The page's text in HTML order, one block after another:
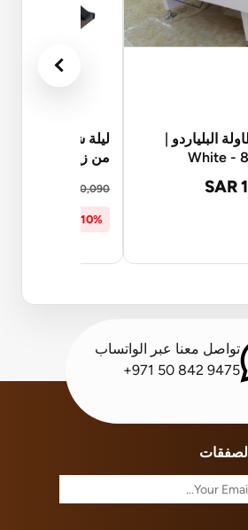
البلياردو |
SAR
ليلة شوت طاولة
من زينيا - 8FT
SAR 20,090
10% OFF
تواصل معنا عبر الواتساب
+971 50 842 9475